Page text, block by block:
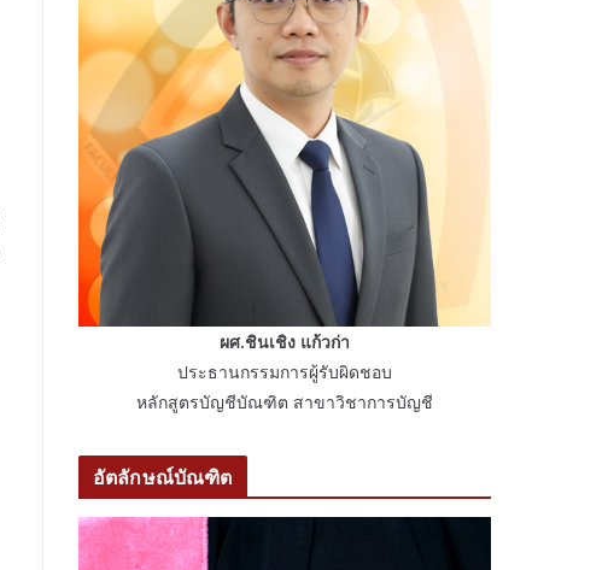
ผศ.ชินเชิง แก้วก่า
ประธานกรรมการผู้รับผิดชอบ
หลักสูตรบัญชีบัณฑิต สาขาวิชาการบัญชี
อัตลักษณ์บัณฑิต